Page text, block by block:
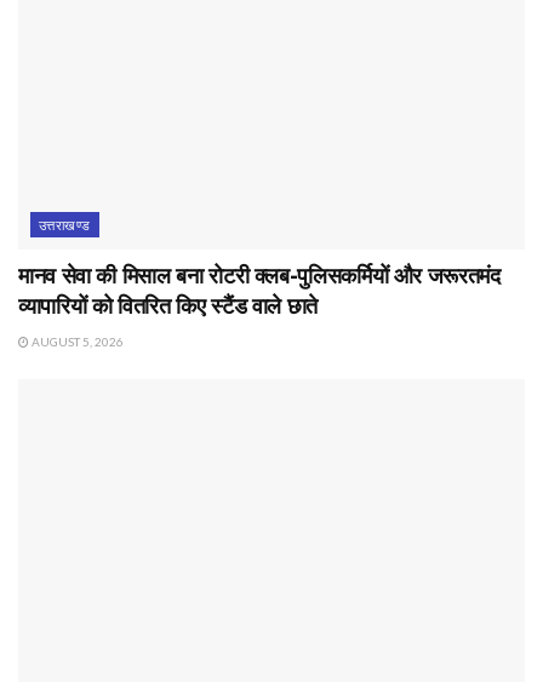
उत्तराखण्ड
मानव सेवा की मिसाल बना रोटरी क्लब-पुलिसकर्मियों और जरूरतमंद
व्यापारियों को वितरित किए स्टैंड वाले छाते
AUGUST 5, 2026